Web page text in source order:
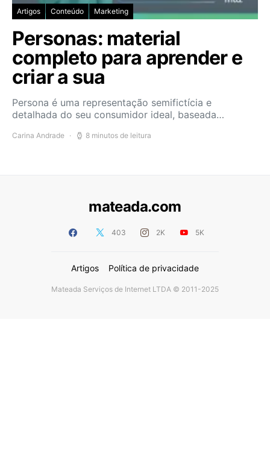
Artigos Conteúdo Marketing
Personas: material
completo para aprender e
criar a sua
Persona é uma representação semifictícia e
detalhada do seu consumidor ideal, baseada…
Carina Andrade 8 minutos de leitura
mateada.com
403 2K 5K
Artigos Política de privacidade
Mateada Serviços de Internet LTDA © 2011-2025